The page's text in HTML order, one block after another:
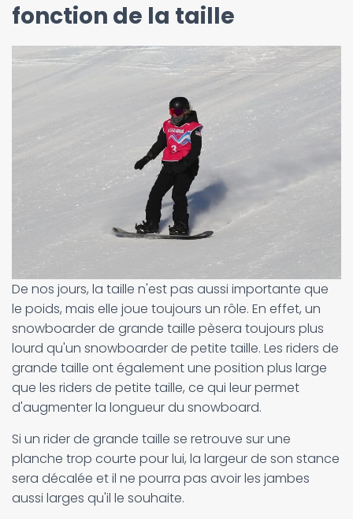
fonction de la taille
De nos jours, la taille n'est pas aussi importante que
le poids, mais elle joue toujours un rôle. En effet, un
snowboarder de grande taille pèsera toujours plus
lourd qu'un snowboarder de petite taille. Les riders de
grande taille ont également une position plus large
que les riders de petite taille, ce qui leur permet
d'augmenter la longueur du snowboard.
Si un rider de grande taille se retrouve sur une
planche trop courte pour lui, la largeur de son stance
sera décalée et il ne pourra pas avoir les jambes
aussi larges qu'il le souhaite.